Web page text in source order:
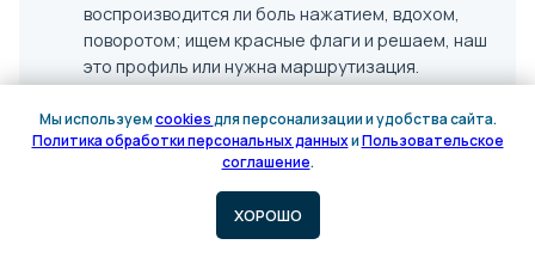
воспроизводится ли боль нажатием, вдохом,
поворотом; ищем красные флаги и решаем, наш
это профиль или нужна маршрутизация.
При мышечно-рёберной причине — мягкие
Мы используемcookiesдля персонализации и удобства сайта.
Политика обработки персональных данныхиПользовательское
соглашение.
ХОРОШО
Онлайн
Онлайн